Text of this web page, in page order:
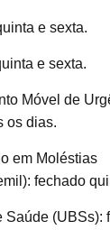
e sexta.
e sexta.
Móvel de
os dias.
em Moléstias
fechado
Saúde (UBSs):